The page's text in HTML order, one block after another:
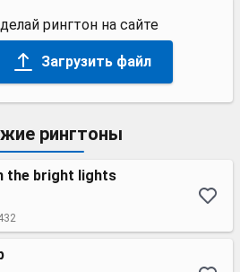
рингтон на сайте
Загрузить файл
рингтоны
the bright lights